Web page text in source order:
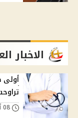
الاخبار
أولى
تراوحت